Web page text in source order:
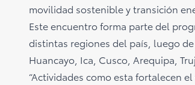
movilidad sostenible y transición
Este encuentro forma parte del
distintas regiones del país, luego
Huancayo, Ica, Cusco, Arequipa,
“Actividades como esta fortalecen